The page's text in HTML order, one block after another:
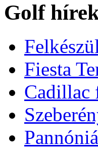
Golf
Fiesta
Cadillac